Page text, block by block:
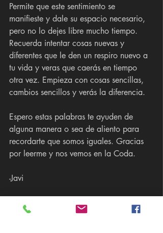
Permite que este sentimiento se
manifieste y dale su espacio necesario,
pero no lo dejes libre mucho tiempo.
Recuerda intentar cosas nuevas y
diferentes que le den un respiro nuevo a
tu vida y veras que caerás en tiempo
otra vez. Empieza con cosas sencillas,
cambios sencillos y verás la diferencia.
Espero estas palabras te ayuden de
alguna manera o sea de aliento para
recordarte que somos iguales. Gracias
por leerme y nos vemos en la Coda.
-Javi